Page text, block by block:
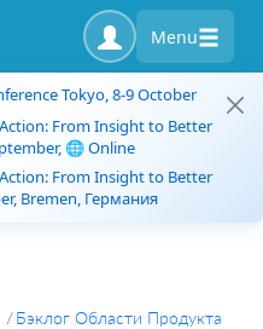
Menu
Tokyo, 8-9 October
From Insight to Better
🌐 Online
From Insight to Better
Bremen, Германия
Бэклог Области Продукта